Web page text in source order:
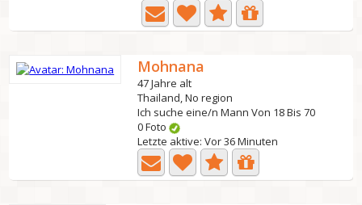
Mohnana
47 Jahre alt
Thailand, No region
Ich suche eine/n Mann Von 18 Bis 70
0 Foto
Letzte aktive: Vor 36 Minuten